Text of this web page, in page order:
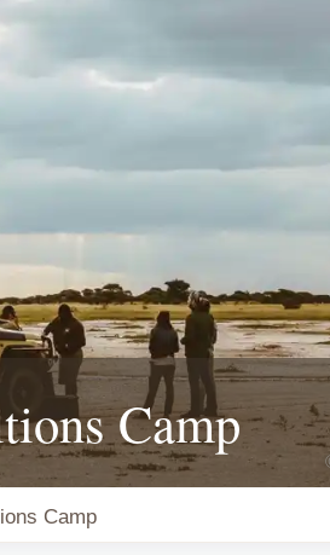
Camp
Camp